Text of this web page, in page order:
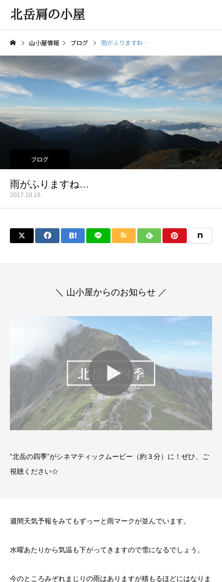
山小屋情報 ブログ 雨がふりますね…
ブログ
雨がふりますね…
2017.10.15
＼ 山小屋からのお知らせ ／
”北岳の四季”がシネマティックムービー（約３分）に！ぜひ、ご
視聴ください☆
週間天気予報をみてもずっーと雨マークが並んでいます。
水曜あたりから気温も下がってきますので雪になるでしょう。
今のところみぞれまじりの雨はありますが積もるほどにはなりま